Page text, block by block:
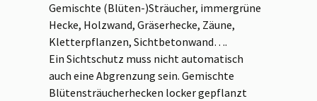
Gemischte (Blüten-)Sträucher, immergrüne
Hecke, Holzwand, Gräserhecke, Zäune,
Kletterpflanzen, Sichtbetonwand….
Ein Sichtschutz muss nicht automatisch
auch eine Abgrenzung sein. Gemischte
Blütensträucherhecken locker gepflanzt